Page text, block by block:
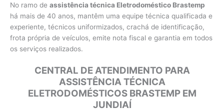
No ramo de assistência técnica Eletrodoméstico Brastemp
há mais de 40 anos, mantêm uma equipe técnica qualificada e
experiente, técnicos uniformizados, crachá de identificação,
frota própria de veículos, emite nota fiscal e garantia em todos
os serviços realizados.
CENTRAL DE ATENDIMENTO PARA
ASSISTÊNCIA TÉCNICA
ELETRODOMÉSTICOS BRASTEMP EM
JUNDIAÍ